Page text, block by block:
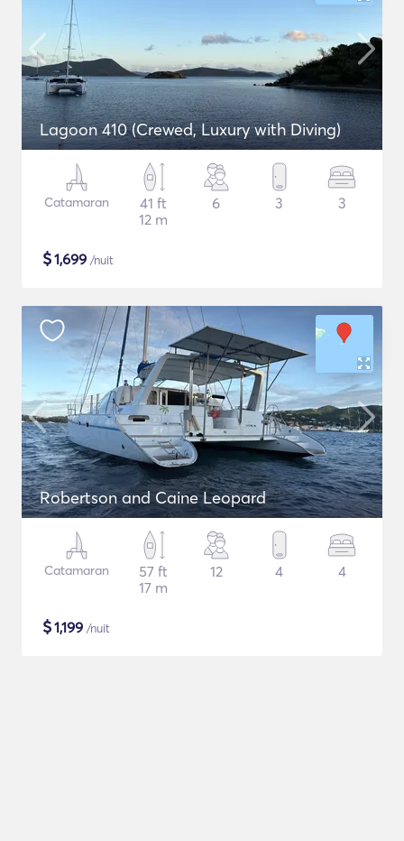
Lagoon 410 (Crewed, Luxury with Diving)
Catamaran
41 ft
12 m
6 3 3
$1,699 /nuit
Robertson and Caine Leopard
Catamaran
57 ft
17 m
12 4 4
$1,199 /nuit